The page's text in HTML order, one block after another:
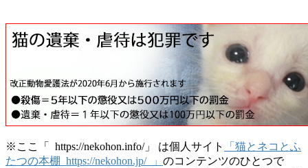
※ここ「 https://nekohon.info/」 は個人サイト
「猫とネコとふ
たつの本棚 https://nekohon.jp/ 」 のコンテンツのひとつで